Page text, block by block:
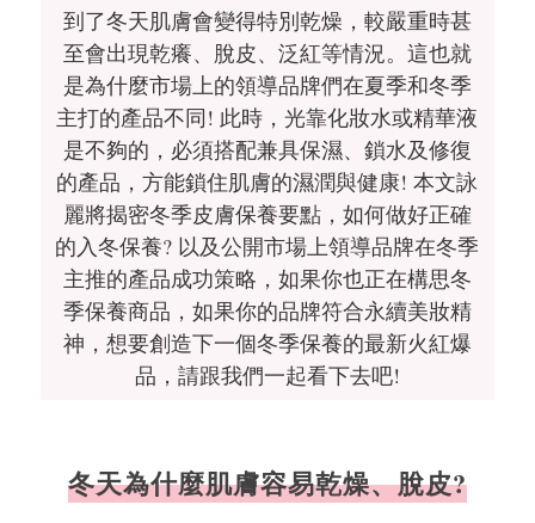
到了冬天肌膚會變得特別乾燥，較嚴重時甚
至會出現乾癢、脫皮、泛紅等情況。這也就
是為什麼市場上的領導品牌們在夏季和冬季
主打的產品不同! 此時，光靠化妝水或精華液
是不夠的，必須搭配兼具保濕、鎖水及修復
的產品，方能鎖住肌膚的濕潤與健康! 本文詠
麗將揭密冬季皮膚保養要點，如何做好正確
的入冬保養? 以及公開市場上領導品牌在冬季
主推的產品成功策略，如果你也正在構思冬
季保養商品，如果你的品牌符合永續美妝精
神，想要創造下一個冬季保養的最新火紅爆
品，請跟我們一起看下去吧!
冬天為什麼肌膚容易乾燥、脫皮?